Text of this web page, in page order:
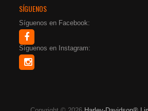
SÍGUENOS
Síguenos en Facebook:
Síguenos en Instagram: